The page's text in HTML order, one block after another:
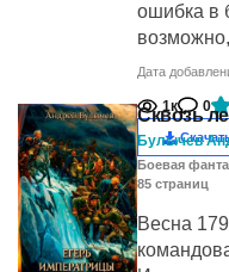
ошибка в
Дата
1к 0
Сквозь
Булычев
Боевая
85 cтраниц
Весна